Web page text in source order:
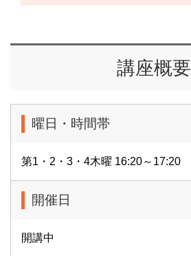
講座概要
曜日・時間帯
第1・2・3・4木曜 16:20～17:20
開催日
開講中